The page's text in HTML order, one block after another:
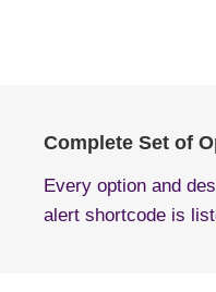
Complete Set of
Every option and
alert shortcode is